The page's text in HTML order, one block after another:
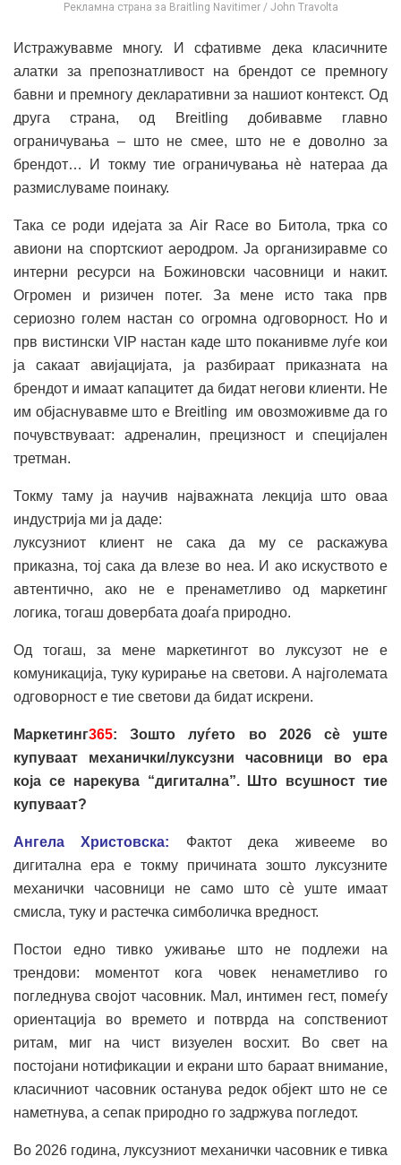
Рекламна страна за Braitling Navitimer / John Travolta
Истражувавме многу. И сфативме дека класичните
алатки за препознатливост на брендот се премногу
бавни и премногу декларативни за нашиот контекст. Од
друга страна, од Breitling добивавме главно
ограничувања – што не смее, што не е доволно за
брендот… И токму тие ограничувања нè натераа да
размислуваме поинаку.
Така се роди идејата за Air Race во Битола, трка со
авиони на спортскиот аеродром. Ја организиравме со
интерни ресурси на Божиновски часовници и накит.
Огромен и ризичен потег. За мене исто така прв
сериозно голем настан со огромна одговорност. Но и
прв вистински VIP настан каде што поканивме луѓе кои
ја сакаат авијацијата, ја разбираат приказната на
брендот и имаат капацитет да бидат негови клиенти. Не
им објаснувавме што е Breitling им овозможивме да го
почувствуваат: адреналин, прецизност и специјален
третман.
Токму таму ја научив најважната лекција што оваа
индустрија ми ја даде:
луксузниот клиент не сака да му се раскажува
приказна, тој сака да влезе во неа. И ако искуството е
автентично, ако не е пренаметливо од маркетинг
логика, тогаш довербата доаѓа природно.
Од тогаш, за мене маркетингот во луксузот не е
комуникација, туку курирање на светови. А најголемата
одговорност е тие светови да бидат искрени.
Маркетинг365: Зошто луѓето во 2026 сè уште
купуваат механички/луксузни часовници во ера
која се нарекува “дигитална”. Што всушност тие
купуваат?
Ангела Христовска: Фактот дека живееме во
дигитална ера е токму причината зошто луксузните
механички часовници не само што сè уште имаат
смисла, туку и растечка симболичка вредност.
Постои едно тивко уживање што не подлежи на
трендови: моментот кога човек ненаметливо го
погледнува својот часовник. Мал, интимен гест, помеѓу
ориентација во времето и потврда на сопствениот
ритам, миг на чист визуелен восхит. Во свет на
постојани нотификации и екрани што бараат внимание,
класичниот часовник останува редок објект што не се
наметнува, а сепак природно го задржува погледот.
Во 2026 година, луксузниот механички часовник е тивка